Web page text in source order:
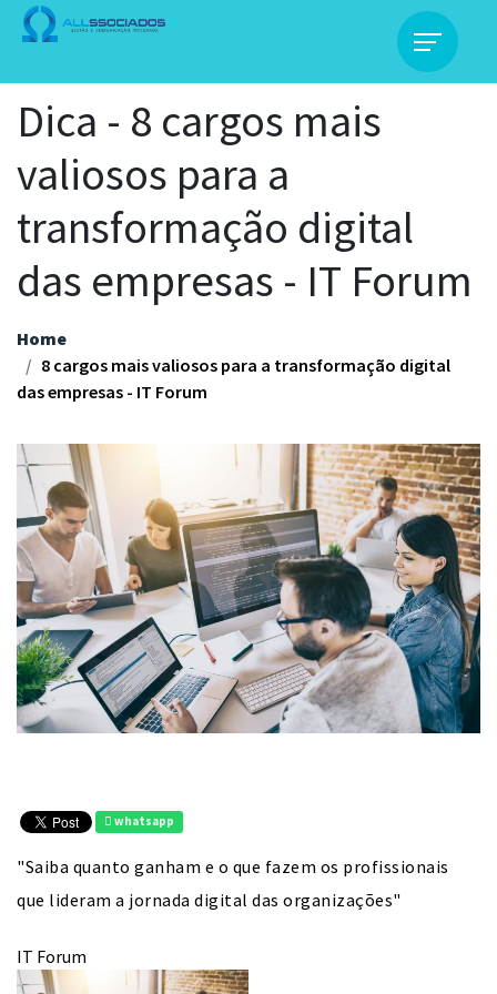
Dica - 8 cargos mais
valiosos para a
transformação digital
das empresas - IT Forum
Home
8 cargos mais valiosos para a transformação digital
das empresas - IT Forum
whatsapp
"Saiba quanto ganham e o que fazem os profissionais
que lideram a jornada digital das organizações"
IT Forum